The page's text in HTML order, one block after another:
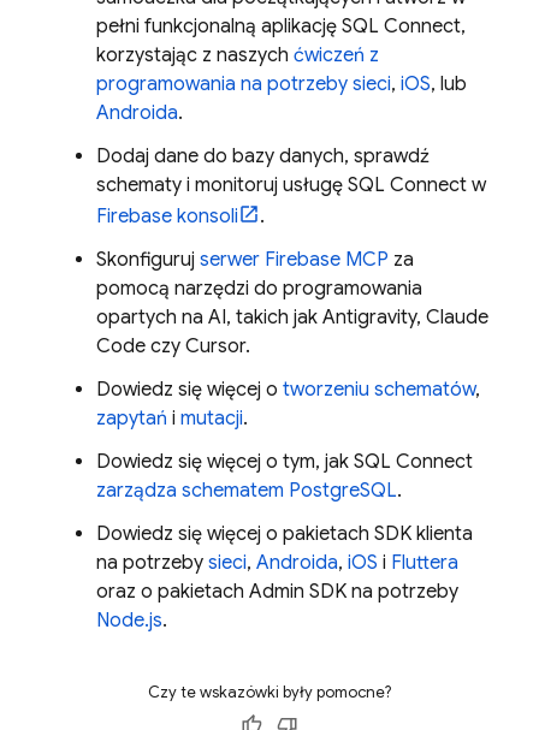
pełni funkcjonalną aplikację SQL Connect,
korzystając z naszych ćwiczeń z
programowania na potrzeby sieci, iOS, lub
Androida.
Dodaj dane do bazy danych, sprawdź
schematy i monitoruj usługę SQL Connect w
Firebase konsoli
.
Skonfiguruj serwer Firebase MCP za
pomocą narzędzi do programowania
opartych na AI, takich jak Antigravity, Claude
Code czy Cursor.
Dowiedz się więcej o tworzeniu schematów,
zapytań i mutacji.
Dowiedz się więcej o tym, jak SQL Connect
zarządza schematem PostgreSQL.
Dowiedz się więcej o pakietach SDK klienta
na potrzeby sieci, Androida, iOS i Fluttera
oraz o pakietach Admin SDK na potrzeby
Node.js.
Czy te wskazówki były pomocne?